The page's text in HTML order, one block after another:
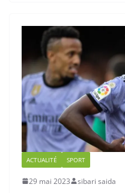
ACTUALITÉ SPORT
29 mai 2023 sibari saida